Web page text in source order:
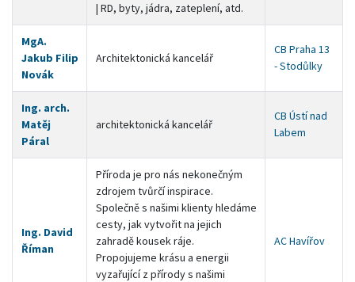
| RD, byty, jádra, zateplení, atd.
MgA.
Jakub Filip
Novák
Architektonická kancelář
CB Praha 13
- Stodůlky
Ing. arch.
Matěj
Páral
architektonická kancelář
CB Ústí nad
Labem
Ing. David
Říman
Příroda je pro nás nekonečným
zdrojem tvůrčí inspirace.
Společně s našimi klienty hledáme
cesty, jak vytvořit na jejich
zahradě kousek ráje.
Propojujeme krásu a energii
vyzařující z přírody s našimi
AC Havířov